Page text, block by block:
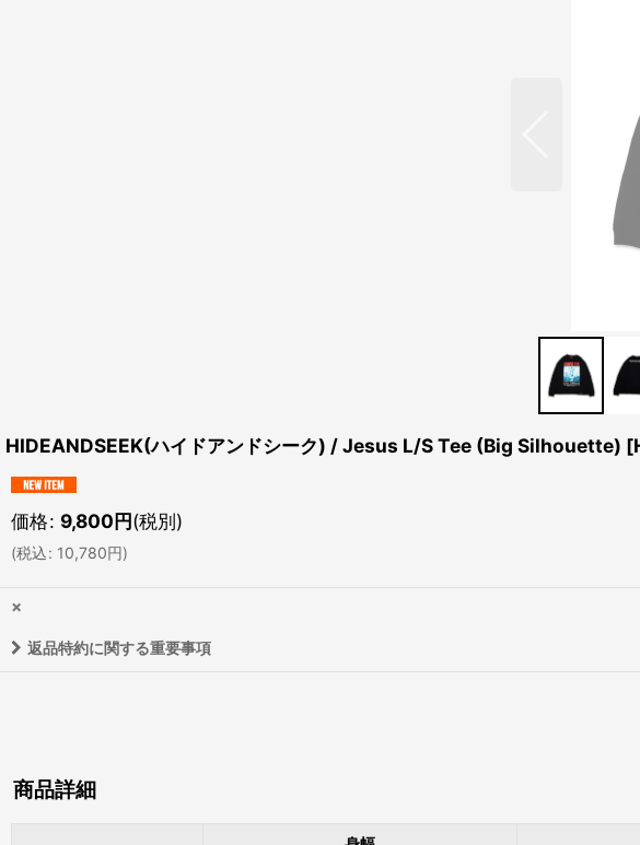
HIDEANDSEEK(ハイドアンドシーク) / Jesus L/S Tee (Big Silhouette) [
価格: 9,800円(税別)
(税込: 10,780円)
×
返品特約に関する重要事項
商品詳細